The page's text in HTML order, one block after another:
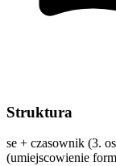
Struktura
se + czasownik (3.
(umiejscowienie